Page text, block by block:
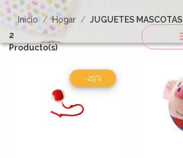
Inicio Hogar
JUGUETES MASCOTAS
2
Producto(s)
-29%